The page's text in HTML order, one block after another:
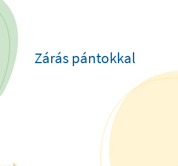
Zárás pántokkal